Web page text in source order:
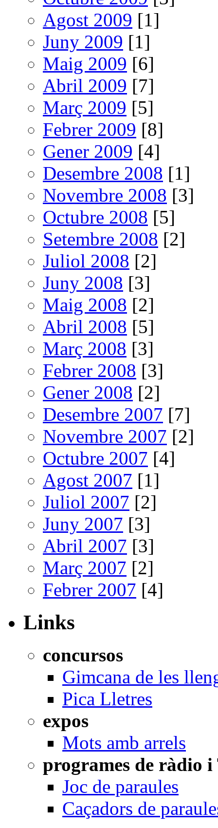
Agost 2009 [1]
Juny 2009 [1]
Maig 2009 [6]
Abril 2009 [7]
Març 2009 [5]
Febrer 2009 [8]
Gener 2009 [4]
Desembre 2008 [1]
Novembre 2008 [3]
Octubre 2008 [5]
Setembre 2008 [2]
Juliol 2008 [2]
Juny 2008 [3]
Maig 2008 [2]
Abril 2008 [5]
Març 2008 [3]
Febrer 2008 [3]
Gener 2008 [2]
Desembre 2007 [7]
Novembre 2007 [2]
Octubre 2007 [4]
Agost 2007 [1]
Juliol 2007 [2]
Juny 2007 [3]
Abril 2007 [3]
Març 2007 [2]
Febrer 2007 [4]
Links
concursos
Gimcana de les
Pica Lletres
expos
Mots amb arrels
programes de ràdio
Joc de paraules
Caçadors de